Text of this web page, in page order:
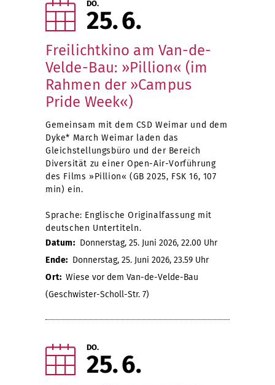
DO.
25 6
Freilichtkino am Van-de-
Velde-Bau: »Pillion« (im
Rahmen der »Campus
Pride Week«)
Gemeinsam mit dem CSD Weimar und dem
Dyke* March Weimar laden das
Gleichstellungsbüro und der Bereich
Diversität zu einer Open-Air-Vorführung
des Films »Pillion« (GB 2025, FSK 16, 107
min) ein.
Sprache: Englische Originalfassung mit
deutschen Untertiteln.
Datum: Donnerstag, 25. Juni 2026, 22.00 Uhr
Ende: Donnerstag, 25. Juni 2026, 23.59 Uhr
Ort: Wiese vor dem Van-de-Velde-Bau
(Geschwister-Scholl-Str. 7)
DO.
25 6